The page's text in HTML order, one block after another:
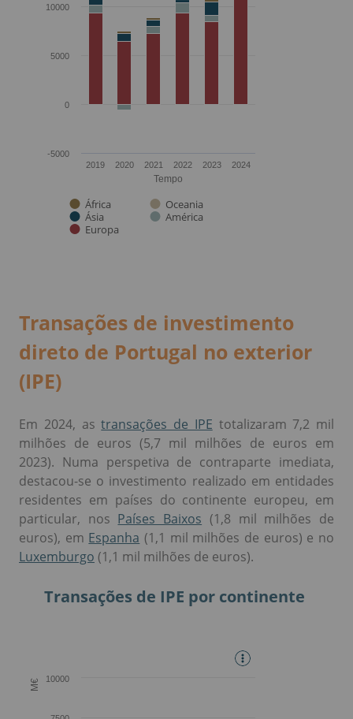
Transações de investimento
direto de Portugal no exterior
(IPE)
Em 2024, astransações de IPE totalizaram 7,2 mil
milhões de euros (5,7 mil milhões de euros em
2023). Numa perspetiva de contraparte imediata,
destacou-se o investimento realizado em entidades
residentes em países do continente europeu, em
particular, nos Países Baixos (1,8 mil milhões de
euros), em Espanha (1,1 mil milhões de euros) e no
Luxemburgo (1,1 mil milhões de euros).
Transações de IPE por continente